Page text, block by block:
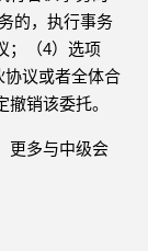
的，执行事务
；（4）选项
协议或者全体合
销该委托。
更多与中级会